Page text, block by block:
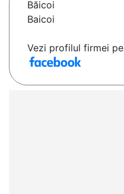
Băicoi
Baicoi
Vezi profilul firmei pe